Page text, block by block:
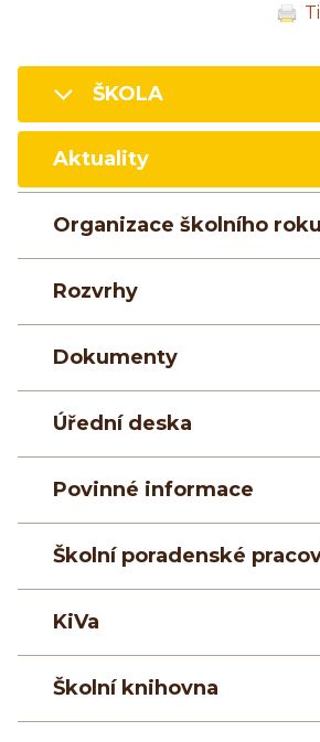
ŠKOLA
Aktuality
Organizace školního roku
Rozvrhy
Dokumenty
Úřední deska
Povinné informace
Školní poradenské
KiVa
Školní knihovna